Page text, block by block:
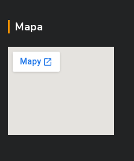
Mapa